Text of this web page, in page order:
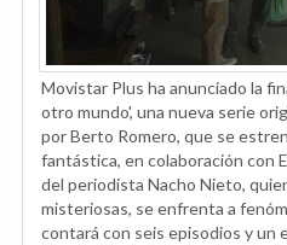
Movistar Plus ha anunciado la
otro mundo', una nueva serie
por Berto Romero, que se
fantástica, en colaboración con
del periodista Nacho Nieto,
misteriosas, se enfrenta a
contará con seis episodios y un